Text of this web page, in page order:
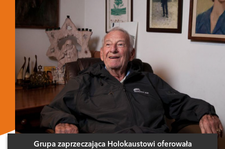
Grupa zaprzeczająca Holokaustowi oferowała